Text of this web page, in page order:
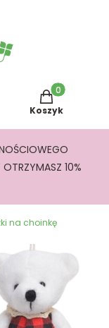
Produkty w
Koszyk
OTRZYMASZ 10%
na choinkę